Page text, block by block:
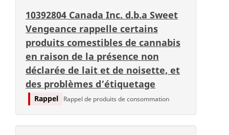
10392804 Canada Inc. d.b.a Sweet
Vengeance rappelle certains
produits comestibles de cannabis
en raison de la présence non
déclarée de lait et de noisette, et
des problèmes d’étiquetage
Rappel Rappel de produits de consommation